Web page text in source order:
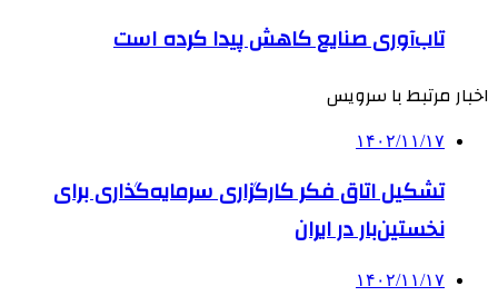
تاب‌آوری صنایع کاهش پیدا کرده است
اخبار مرتبط با سرویس
۱۴۰۲/۱۱/۱۷
تشکیل اتاق فکر کارگزاری سرمایه‌گذاری برای
نخستین‌بار در ایران
۱۴۰۲/۱۱/۱۷